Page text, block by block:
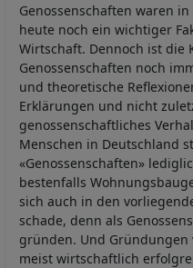
Genossenschaften waren
heute noch ein wichtiger
Wirtschaft. Dennoch ist die
Genossenschaften noch
und theoretische
Erklärungen und nicht
genossenschaftliches
Menschen in Deutschland
«Genossenschaften»
bestenfalls
sich auch in den
schade, denn als
gründen. Und Gründungen
meist wirtschaftlich